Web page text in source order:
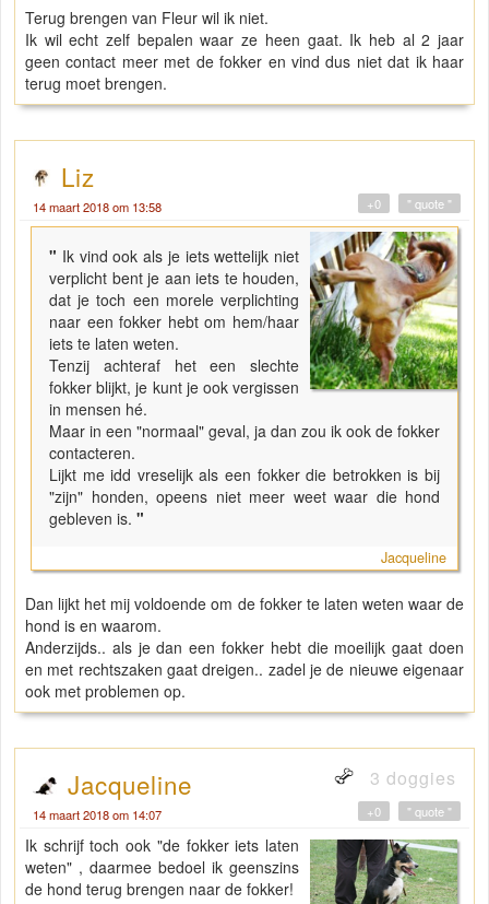
Terug brengen van Fleur wil ik niet.
Ik wil echt zelf bepalen waar ze heen gaat. Ik heb al 2 jaar
geen contact meer met de fokker en vind dus niet dat ik haar
terug moet brengen.
Liz
14 maart 2018 om 13:58 " quote "
+0
" Ik vind ook als je iets wettelijk niet
verplicht bent je aan iets te houden,
dat je toch een morele verplichting
naar een fokker hebt om hem/haar
iets te laten weten.
Tenzij achteraf het een slechte
fokker blijkt, je kunt je ook vergissen
in mensen hé.
Maar in een "normaal" geval, ja dan zou ik ook de fokker
contacteren.
Lijkt me idd vreselijk als een fokker die betrokken is bij
"zijn" honden, opeens niet meer weet waar die hond
gebleven is. "
Jacqueline
Dan lijkt het mij voldoende om de fokker te laten weten waar de
hond is en waarom.
Anderzijds.. als je dan een fokker hebt die moeilijk gaat doen
en met rechtszaken gaat dreigen.. zadel je de nieuwe eigenaar
ook met problemen op.
Jacqueline 3 doggies
14 maart 2018 om 14:07 " quote "
+0
Ik schrijf toch ook "de fokker iets laten
weten" , daarmee bedoel ik geenszins
de hond terug brengen naar de fokker!